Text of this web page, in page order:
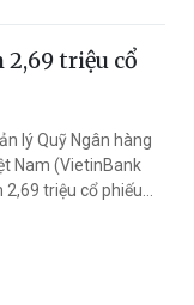
hỗ trợ nền kinh tế,
hoạt động hiệu quả,
triệu cổ
lý Quỹ Ngân hàng
Nam (VietinBank
triệu cổ phiếu